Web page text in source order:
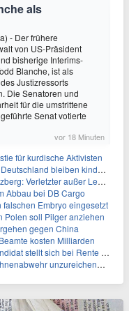
als
- Der frühere
von US-Präsident
bisherige Interims-
Blanche, ist als
Justizressorts
Die Senatoren und
für die umstrittene
Senat votierte
vor 18 Minuten
für kurdische Aktivisten
bleiben kinderlos
außer Lebensgefahr
Abbau bei DB Cargo
falschen Embryo eingesetzt
Polen soll Pilger anziehen
gegen China
kosten Milliarden
sich bei Rente mit 63 quer
unzureichend vorbereitet